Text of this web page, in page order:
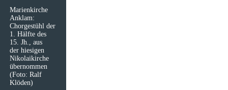
Marienkirche
Anklam:
Chorgestühl der
1. Hälfte des
15. Jh., aus
der ­hiesi­gen
Nikolaikirche
übernommen
(Foto: Ralf
Klöden)